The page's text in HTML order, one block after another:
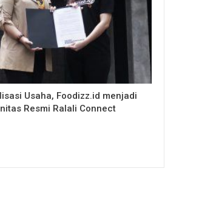
Usaha, Foodizz.id menjadi
Resmi Ralali Connect